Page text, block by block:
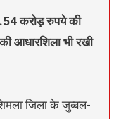
करोड़ रुपये की
आधारशिला भी रखी
जिला के जुब्बल-